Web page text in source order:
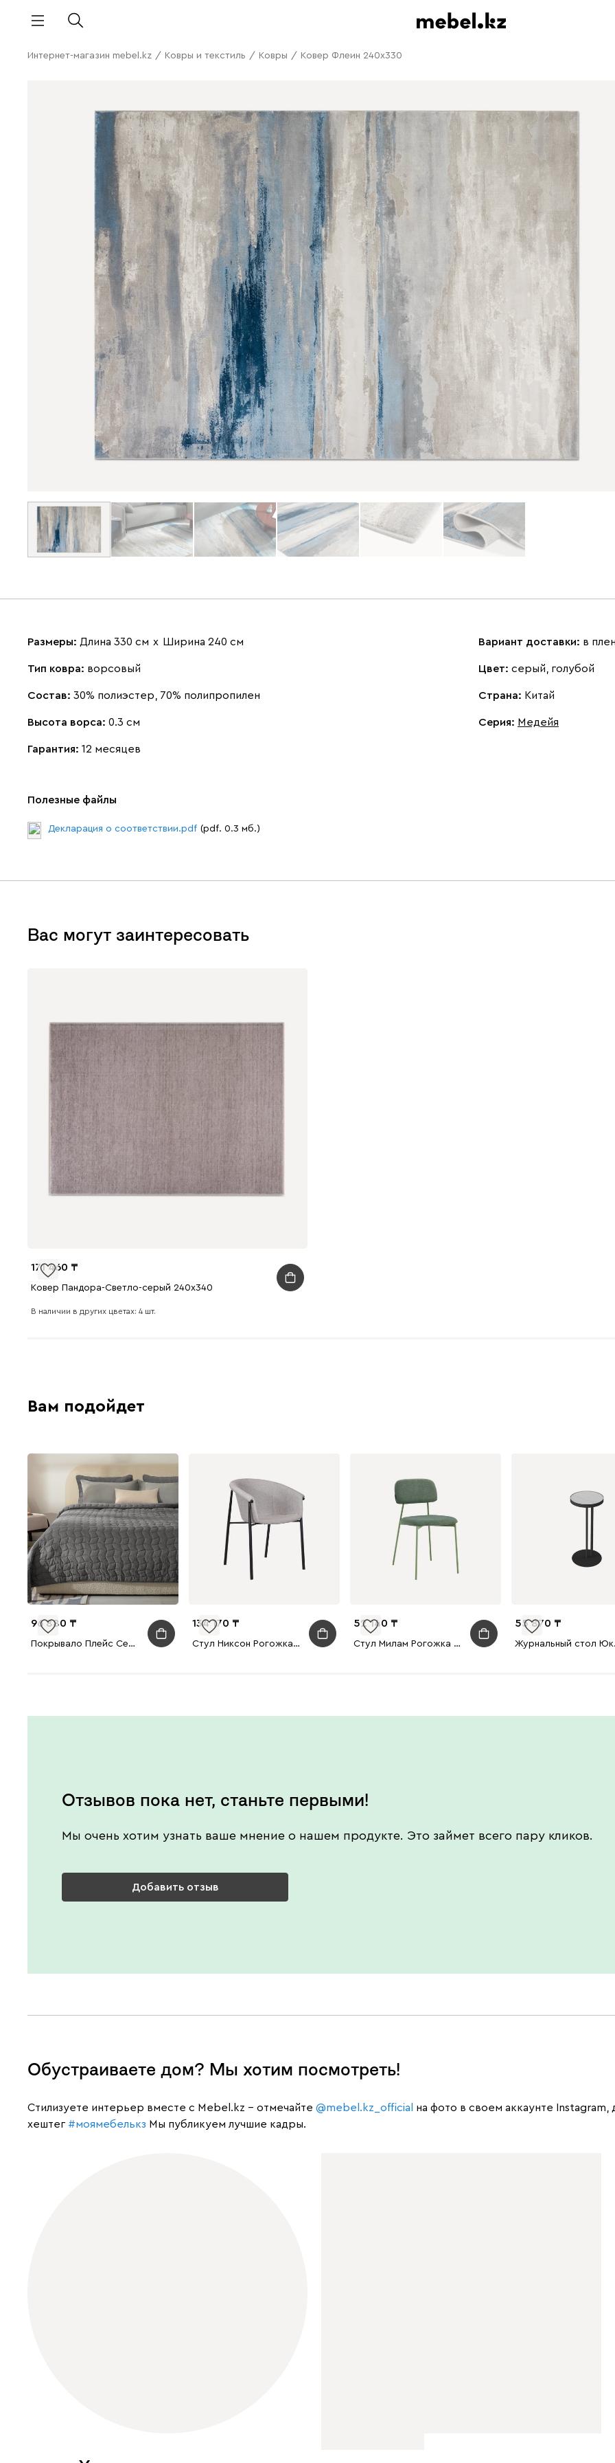
Интернет-магазин mebel.kz / Ковры и текстиль / Ковры / Ковер Флеин 240x330
Размеры: Длина 330 см х Ширина 240 см
Тип ковра: ворсовый
Состав: 30% полиэстер, 70% полипропилен
Высота ворса: 0.3 см
Гарантия: 12 месяцев
Вариант доставки: в
Цвет: серый, голубой
Страна: Китай
Серия: Медейя
Полезные файлы
Декларация о соответствии.pdf (pdf. 0.3 мб.)
Вас могут заинтересовать
171 460
Ковер Пандора-Светло-серый 240x340
В наличии в других цветах: 4 шт.
Вам подойдет
96 880
Покрывало Плейс Серый 230x250 комлект с наволочками
134 170
Стул Никсон Рогожка Серый/Черный
52 140
Стул Милам Рогожка Оливковый
55 870
Отзывов пока нет, станьте первыми!
Мы очень хотим узнать ваше мнение о нашем продукте. Это займет всего пару кликов.
Добавить отзыв
Обустраиваете дом? Мы хотим посмотреть!
Cтилизуете интерьер вместе с Mebel.kz – отмечайте @mebel.kz_official
на фото в своем аккаунте Instagram,
хештег #моямебелькз Мы публикуем лучшие кадры.